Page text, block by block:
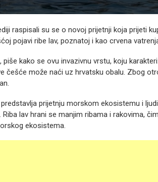
raspisali su se o novoj prijetnji koja prijeti
pojavi ribe lav, poznatoj i kao crvena
, piše kako se ovu invazivnu vrstu, koju
češće može naći uz hrvatsku obalu. Zbog
prijetnju morskom ekosistemu i
Riba lav hrani se manjim ribama i rakovima,
ekosistema.